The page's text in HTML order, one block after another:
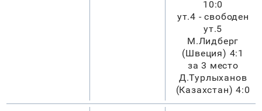
10:0
ут.4 - свободен
ут.5
М.Лидберг
(Швеция) 4:1
за 3 место
Д.Турлыханов
(Казахстан) 4:0